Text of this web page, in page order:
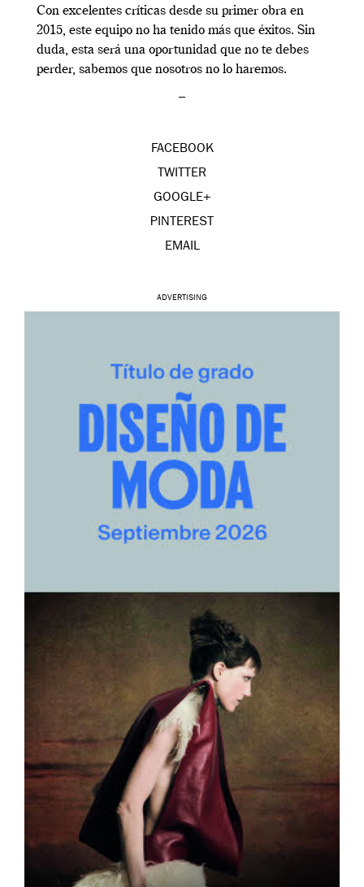
Con excelentes críticas desde su primer obra en
2015, este equipo no ha tenido más que éxitos. Sin
duda, esta será una oportunidad que no te debes
perder, sabemos que nosotros no lo haremos.
–
FACEBOOK
TWITTER
GOOGLE+
PINTEREST
EMAIL
ADVERTISING